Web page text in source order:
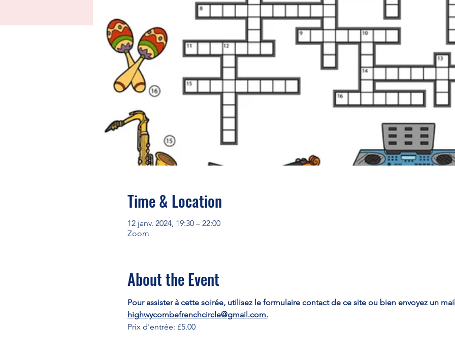
Time & Location
12 janv. 2024, 19:30 – 22:00
Zoom
About the Event
Pour assister à cette soirée, utilisez le formulaire contact de ce site ou bien envoyez un
highwycombefrenchcircle@gmail.com.
Prix d'entrée: £5.00